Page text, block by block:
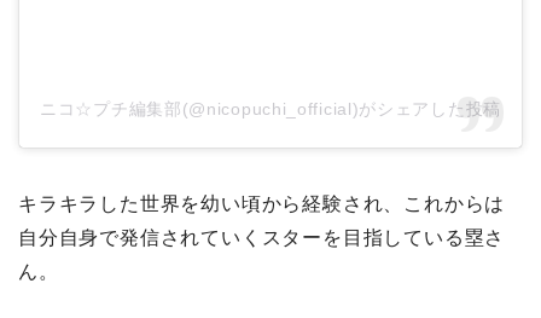
ニコ☆プチ編集部(@nicopuchi_official)がシェアした投稿
キラキラした世界を幼い頃から経験され、これからは
自分自身で発信されていくスターを目指している塁さ
ん。